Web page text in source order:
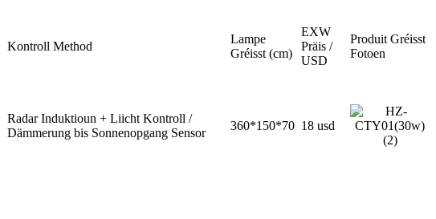
Kontroll Method
Lampe
Gréisst (cm)
EXW
Präis /
USD
Produit Gréisst
Fotoen
Radar Induktioun + Liicht Kontroll /
Dämmerung bis Sonnenopgang Sensor
360*150*70 18 usd